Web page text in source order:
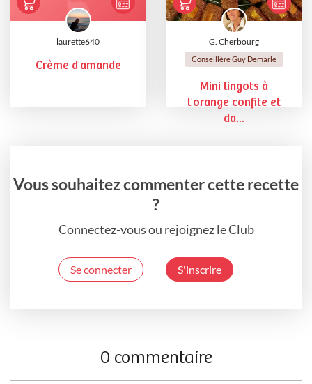
laurette640
Crème d'amande
G. Cherbourg
Conseillère Guy Demarle
Mini lingots à
l'orange confite et
da...
Vous souhaitez commenter cette recette
?
Connectez-vous ou rejoignez le Club
Se connecter S'inscrire
0 commentaire